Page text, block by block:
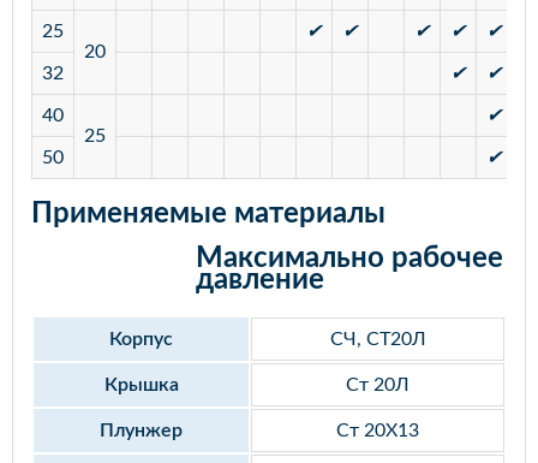
25
20
✔ ✔ ✔ ✔ ✔
32 ✔ ✔
40
25
✔
50 ✔
Применяемые материалы
Максимально рабочее
давление
Корпус СЧ, СТ20Л
Крышка Ст 20Л
Плунжер Ст 20Х13